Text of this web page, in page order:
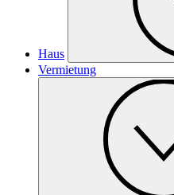
Haus
Vermietung